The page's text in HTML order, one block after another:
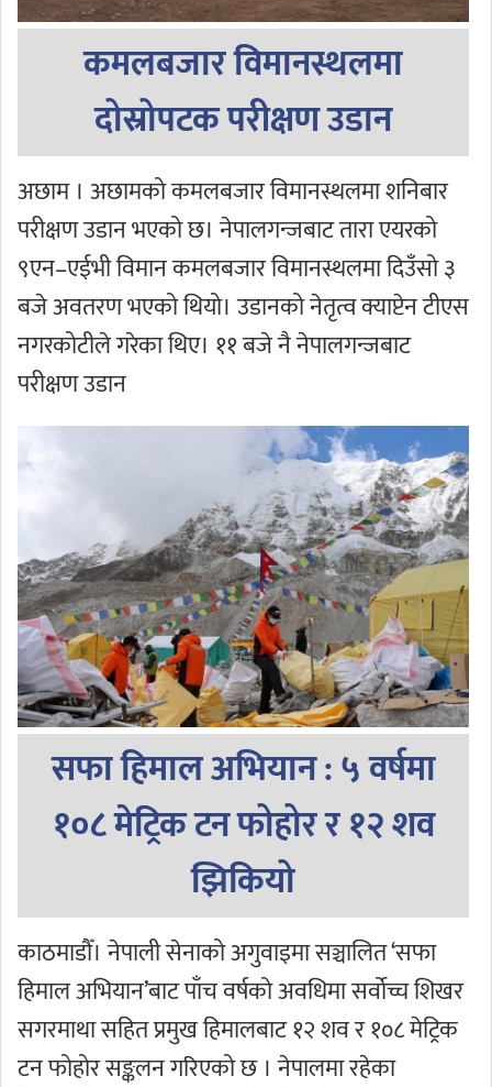
कमलबजार विमानस्थलमा
दोस्रोपटक परीक्षण उडान
अछाम । अछामको कमलबजार विमानस्थलमा शनिबार
परीक्षण उडान भएको छ। नेपालगन्जबाट तारा एयरको
९एन–एईभी विमान कमलबजार विमानस्थलमा दिउँसो ३
बजे अवतरण भएको थियो। उडानको नेतृत्व क्याप्टेन टीएस
नगरकोटीले गरेका थिए। ११ बजे नै नेपालगन्जबाट
परीक्षण उडान
सफा हिमाल अभियान : ५ वर्षमा
१०८ मेट्रिक टन फोहोर र १२ शव
झिकियो
काठमाडौँ। नेपाली सेनाको अगुवाइमा सञ्चालित ‘सफा
हिमाल अभियान’बाट पाँच वर्षको अवधिमा सर्वोच्च शिखर
सगरमाथा सहित प्रमुख हिमालबाट १२ शव र १०८ मेट्रिक
टन फोहोर सङ्कलन गरिएको छ । नेपालमा रहेका